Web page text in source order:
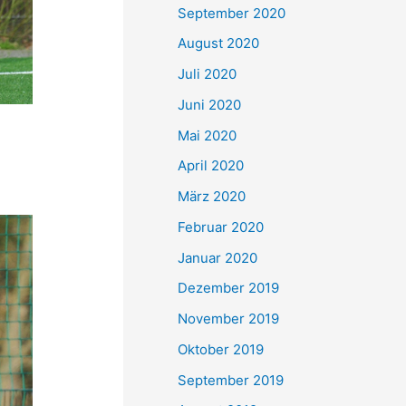
September 2020
August 2020
Juli 2020
Juni 2020
Mai 2020
April 2020
März 2020
Februar 2020
Januar 2020
Dezember 2019
November 2019
Oktober 2019
September 2019